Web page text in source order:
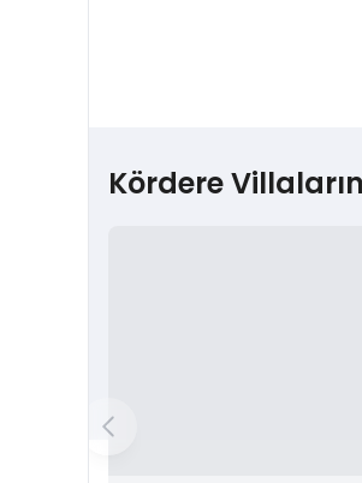
Kördere